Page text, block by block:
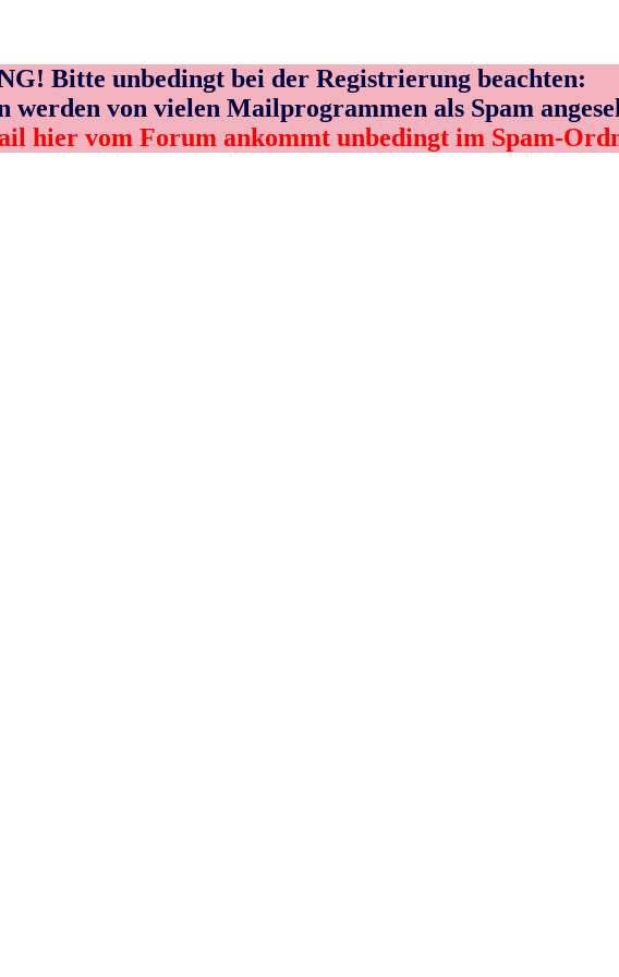
Bitte unbedingt bei der Registrierung beachten:
werden von vielen Mailprogrammen als Spam
hier vom Forum ankommt unbedingt im Spam-